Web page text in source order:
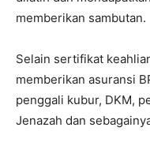
memberikan sambutan.
Selain sertifikat
memberikan asuransi
penggali kubur, DKM,
Jenazah dan